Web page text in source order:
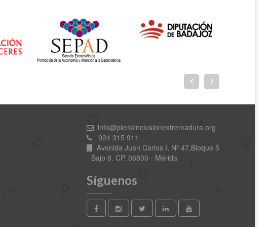
info@plenainclusionextremadura.org
924 315 911
Avenida Juan Carlos I, Nº 47,Bloque 5
- Bajo 8. CP. 06800 - Mérida
Síguenos